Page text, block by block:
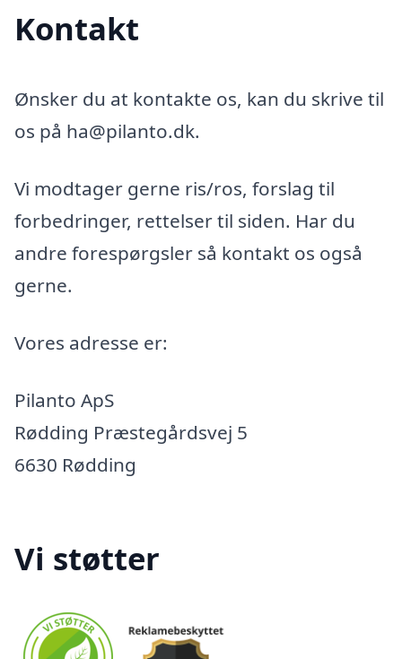
Kontakt
Ønsker du at kontakte os, kan du skrive til
os på ha@pilanto.dk.
Vi modtager gerne ris/ros, forslag til
forbedringer, rettelser til siden. Har du
andre forespørgsler så kontakt os også
gerne.
Vores adresse er:
Pilanto ApS
Rødding Præstegårdsvej 5
6630 Rødding
Vi støtter